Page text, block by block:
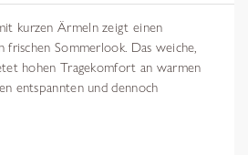
kurzen Ärmeln zeigt einen
Sommerlook. Das weiche,
hohen Tragekomfort an warmen
entspannten und dennoch